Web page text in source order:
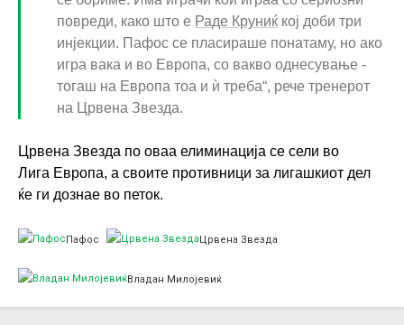
повреди, како што е Раде Круниќ кој доби три
инјекции. Пафос се пласираше понатаму, но ако
игра вака и во Европа, со вакво однесување -
тогаш на Европа тоа и ѝ треба“, рече тренерот
на Црвена Звезда.
Црвена Звезда по оваа елиминација се сели во
Лига Европа, а своите противници за лигашкиот дел
ќе ги дознае во петок.
Пафос Црвена Звезда
Владан Милојевиќ